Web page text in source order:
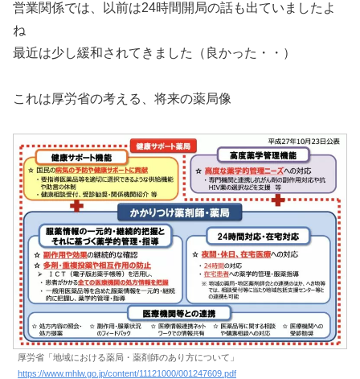
営業関係では、以前は24時間開局の話も出ていましたよ
ね
最近は少し緩和されてきました（良かった・・）
これは厚労省の考える、将来の薬局像
厚労省「地域における薬局・薬剤師のあり方について」
https://www.mhlw.go.jp/content/11121000/001247609.pdf